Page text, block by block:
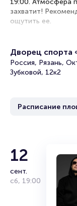
19:00. Атмосфера
захватит!
ощутить ее.
{category}. Игра
турнирную таблицу.
Рекомендации
Секторы рядом с
услышать игроков
VIP-ложи —
{name} {city-in}:
Дворец спорта
Россия, Рязань,
Зубковой, 12к2
Расписание
12
сент.
сб, 19:00